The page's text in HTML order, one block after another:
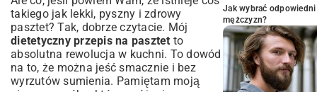
takiego jak lekki, pyszny i zdrowy
pasztet? Tak, dobrze czytacie. Mój
dietetyczny przepis na pasztet to
absolutna rewolucja w kuchni. To dowód
na to, że można jeść smacznie i bez
wyrzutów sumienia. Pamiętam moją
Jak wybrać
mężczyzn?